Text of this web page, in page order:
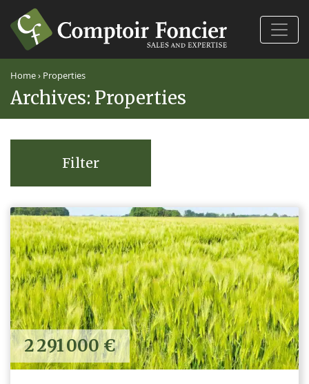
Home› Properties
Archives: Properties
Filter
2 291 000 €